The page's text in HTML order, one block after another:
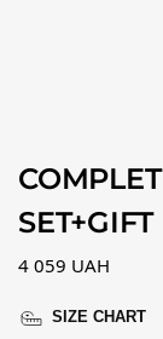
4 059 UAH
SIZE CHART